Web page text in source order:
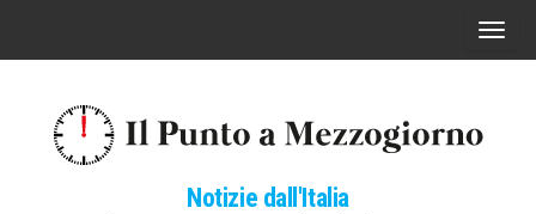
C
Notizie dall'Italia